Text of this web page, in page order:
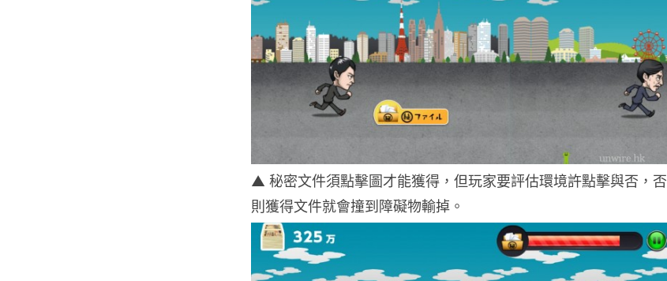
▲ 秘密文件須點擊圖才能獲得，但玩家要評估環境許點擊與否，否
則獲得文件就會撞到障礙物輸掉。